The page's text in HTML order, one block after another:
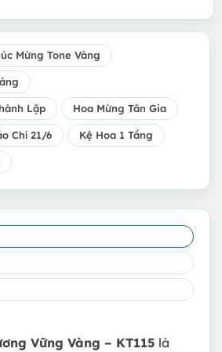
Mừng Tone Vàng
Lập Hoa Mừng Tân Gia
Chí 21/6 Kệ Hoa 1 Tầng
Vững Vàng – KT115 là